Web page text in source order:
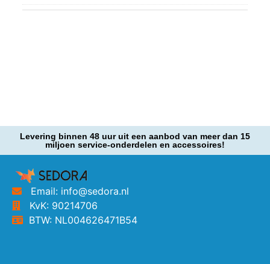
Levering binnen 48 uur uit een aanbod van meer dan 15
miljoen service-onderdelen en accessoires!
Email: info@sedora.nl
KvK: 90214706
BTW: NL004626471B54